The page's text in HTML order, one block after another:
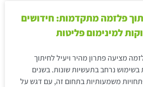
פלזמה מתקדמות: חידושים
למינימום פליטות
מציעה פתרון מהיר ויעיל לחיתוך
נרחב בתעשיות שונות. בשנים
משמעותיות בתחום זה, עם דגש על